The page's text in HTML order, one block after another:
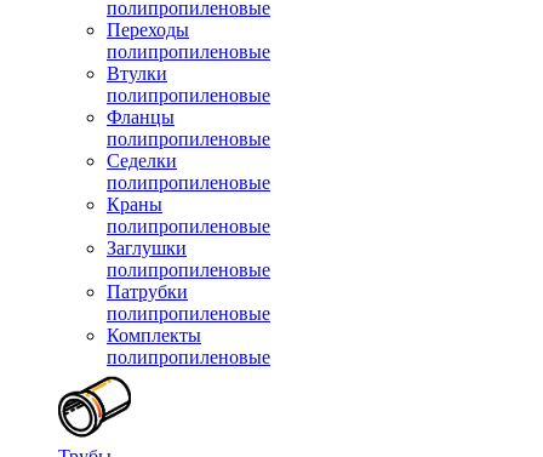
полипропиленовые
Переходы
полипропиленовые
Втулки
полипропиленовые
Фланцы
полипропиленовые
Седелки
полипропиленовые
Краны
полипропиленовые
Заглушки
полипропиленовые
Патрубки
полипропиленовые
Комплекты
полипропиленовые